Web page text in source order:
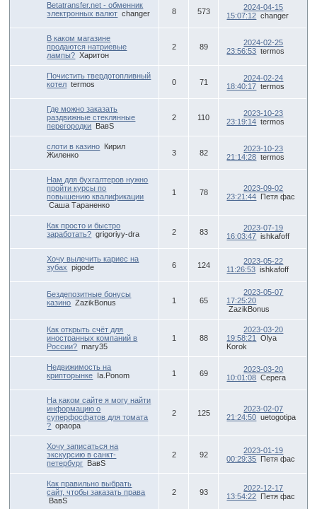
Betatransfer.net - обменник
электронных валют changer 8 573
2024-04-15
15:07:12 changer
В каком магазине
продаются натриевые
лампы? Харитон
2 89
2024-02-25
23:56:53 termos
Почистить твердотопливный
котел termos 0 71
2024-02-24
18:40:17 termos
Где можно заказать
раздвижные стеклянные
перегородки
ВавS
2 110
2023-10-23
23:19:14 termos
слоти в казино
Кирил
Жиленко
3 82
2023-10-23
21:14:28 termos
Нам для бухгалтеров нужно
пройти курсы по
повышению квалификации
Саша Тараненко
1 78
2023-09-02
23:21:44
Петя фас
Как просто и быстро
заработать? grigoriyy-dra 2 83
2023-07-19
16:03:47 ishkafoff
Хочу вылечить кариес на
зубах
pigode 6 124
2023-05-22
11:26:53 ishkafoff
Бездепозитные бонусы
казино ZazikBonus 1 65
2023-05-07
17:25:20
ZazikBonus
Как открыть счёт для
иностранных компаний в
России? mary35
1 88
2023-03-20
19:58:21
Olya
Korok
Недвижимость на
крипторынке
Ia.Ponom 1 69
2023-03-20
10:01:08 Серега
На каком сайте я могу найти
информацию о
суперфосфатов для томата
? opaopa
2 125
2023-02-07
21:24:50 uetogotipa
Хочу записаться на
экскурсию в санкт-
петербург
ВавS
2 92
2023-01-19
00:29:35
Петя фас
Как правильно выбрать
сайт, чтобы заказать права
ВавS
2 93
2022-12-17
13:54:22
Петя фас